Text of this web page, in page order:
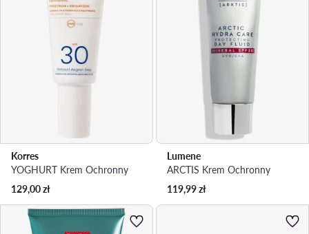
Korres
YOGHURT Krem Ochronny
129,00zł
Lumene
ARCTIS Krem Ochronny
119,99zł